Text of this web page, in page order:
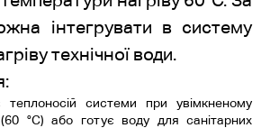
інтегрувати в систему
технічної води.
теплоносій системи при увімкненому
°С) або готує воду для санітарних